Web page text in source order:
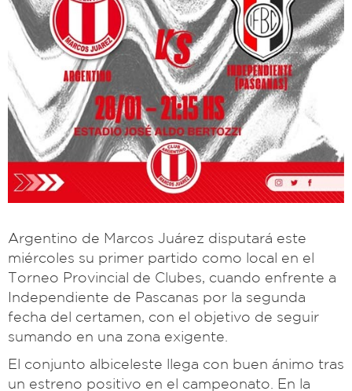
Argentino de Marcos Juárez disputará este
miércoles su primer partido como local en el
Torneo Provincial de Clubes, cuando enfrente a
Independiente de Pascanas por la segunda
fecha del certamen, con el objetivo de seguir
sumando en una zona exigente.
El conjunto albiceleste llega con buen ánimo tras
un estreno positivo en el campeonato. En la